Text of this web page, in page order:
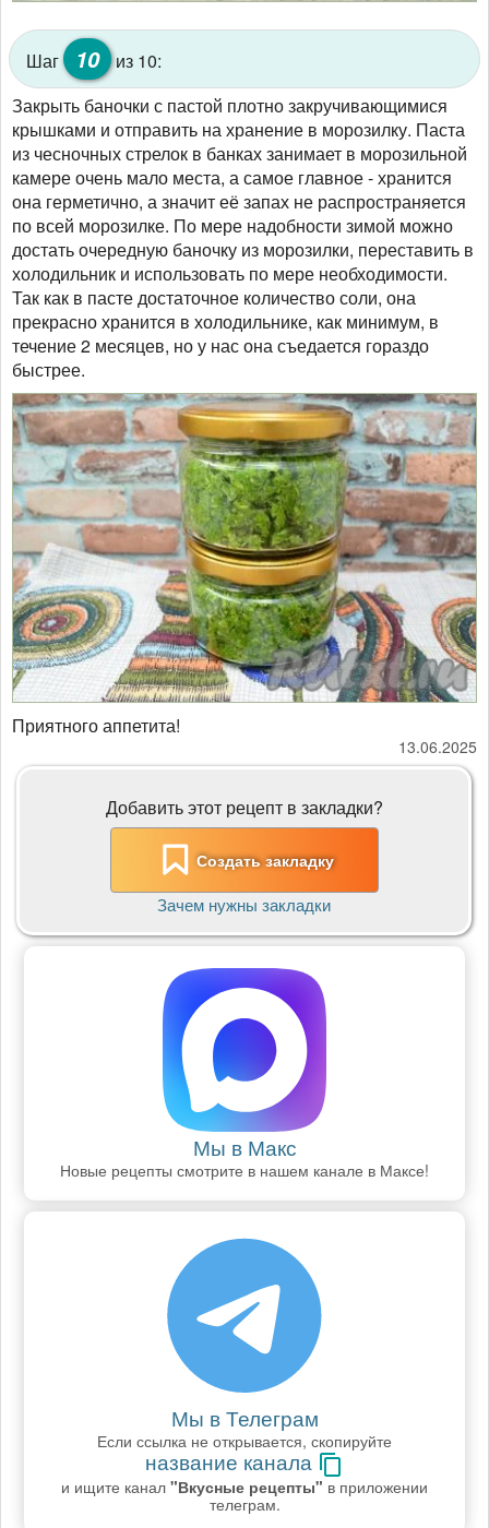
Шаг 10 из 10:
Закрыть баночки с пастой плотно закручивающимися
крышками и отправить на хранение в морозилку. Паста
из чесночных стрелок в банках занимает в морозильной
камере очень мало места, а самое главное - хранится
она герметично, а значит её запах не распространяется
по всей морозилке. По мере надобности зимой можно
достать очередную баночку из морозилки, переставить в
холодильник и использовать по мере необходимости.
Так как в пасте достаточное количество соли, она
прекрасно хранится в холодильнике, как минимум, в
течение 2 месяцев, но у нас она съедается гораздо
быстрее.
Приятного аппетита!
13.06.2025
Добавить этот рецепт в закладки?
Создать закладку
Зачем нужны закладки
Мы в Макс
Новые рецепты смотрите в нашем канале в Максе!
Мы в Телеграм
Если ссылка не открывается, скопируйте
название канала
и ищите канал "Вкусные рецепты" в приложении
телеграм.